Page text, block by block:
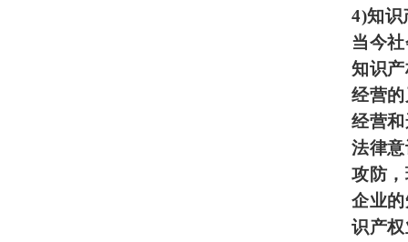
4)知识
当今
知识
经营
经营
法律
攻防
企业
识产